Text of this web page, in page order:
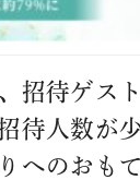
招待ゲス
待人数が
へのおも